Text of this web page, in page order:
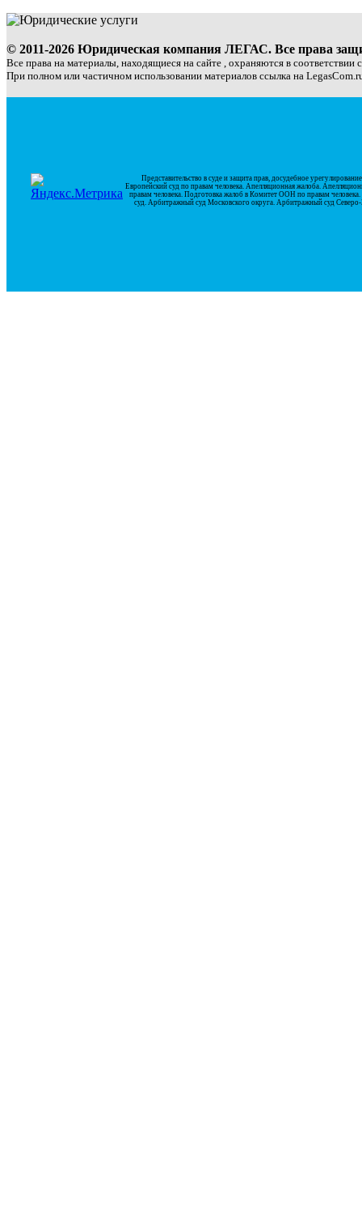
© 2011-2026 Юридическая компания ЛЕГАС. Все права
Все права на материалы, находящиеся на сайте , охраняются в соответствии
При полном или частичном использовании материалов ссылка на
Представительство в суде и защита прав, досудебное
Европейский суд по правам человека. Апелляционная жалоба.
правам человека. Подготовка жалоб в Комитет ООН по правам
суд. Арбитражный суд Московского округа. Арбитражный суд